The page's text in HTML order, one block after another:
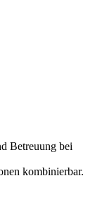
Betreuung bei
kombinierbar.